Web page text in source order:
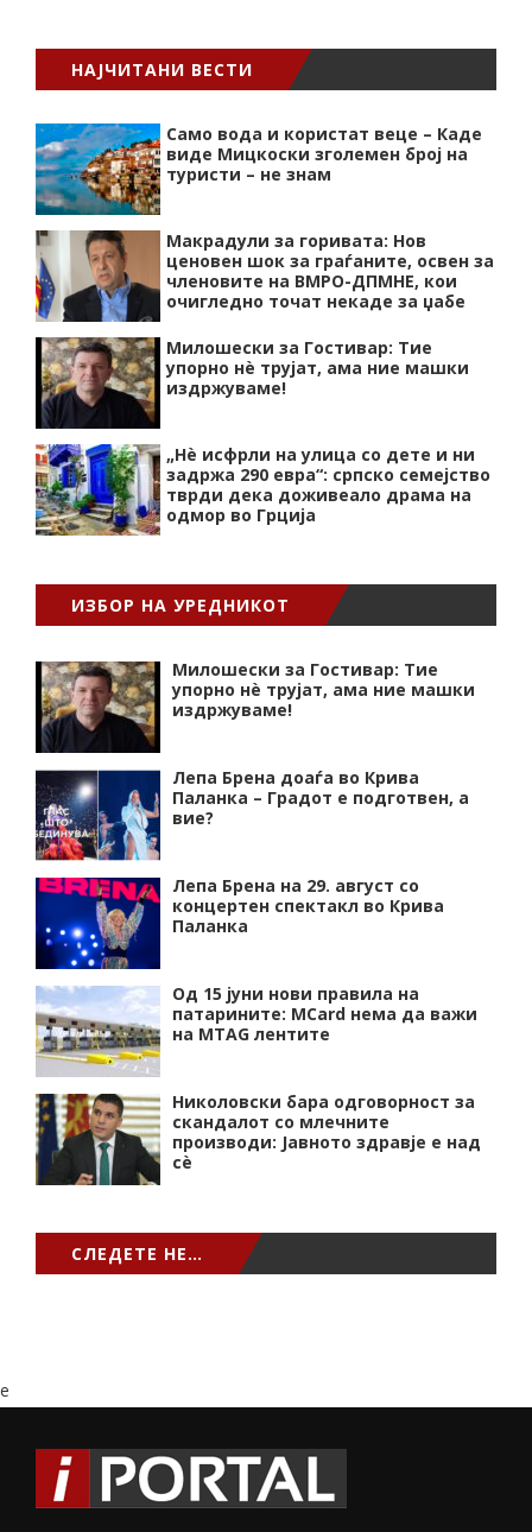
НАЈЧИТАНИ ВЕСТИ
Само вода и користат веце – Каде
виде Мицкоски зголемен број на
туристи – не знам
Макрадули за горивата: Нов
ценовен шок за граѓаните, освен за
членовите на ВМРО-ДПМНЕ, кои
очигледно точат некаде за џабе
Милошески за Гостивар: Тие
упорно нѐ трујат, ама ние машки
издржуваме!
„Нѐ исфрли на улица со дете и ни
задржа 290 евра“: српско семејство
тврди дека доживеало драма на
одмор во Грција
ИЗБОР НА УРЕДНИКОТ
Милошески за Гостивар: Тие
упорно нѐ трујат, ама ние машки
издржуваме!
Лепа Брена доаѓа во Крива
Паланка – Градот е подготвен, а
вие?
Лепа Брена на 29. август со
концертен спектакл во Крива
Паланка
Од 15 јуни нови правила на
патарините: MCard нема да важи
на MTAG лентите
Николовски бара одговорност за
скандалот со млечните
производи: Јавното здравје е над
сѐ
СЛЕДЕТЕ НЕ…
e